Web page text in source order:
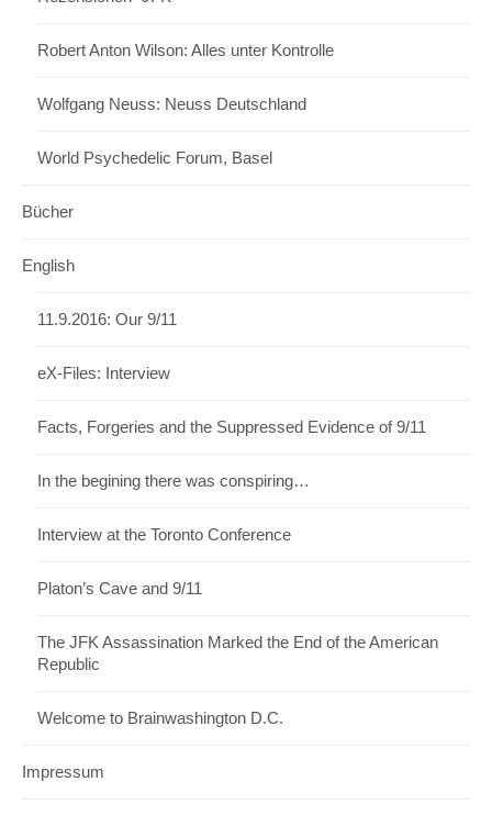
Robert Anton Wilson: Alles unter Kontrolle
Wolfgang Neuss: Neuss Deutschland
World Psychedelic Forum, Basel
Bücher
English
11.9.2016: Our 9/11
eX-Files: Interview
Facts, Forgeries and the Suppressed Evidence of 9/11
In the begining there was conspiring…
Interview at the Toronto Conference
Platon’s Cave and 9/11
The JFK Assassination Marked the End of the American
Republic
Welcome to Brainwashington D.C.
Impressum